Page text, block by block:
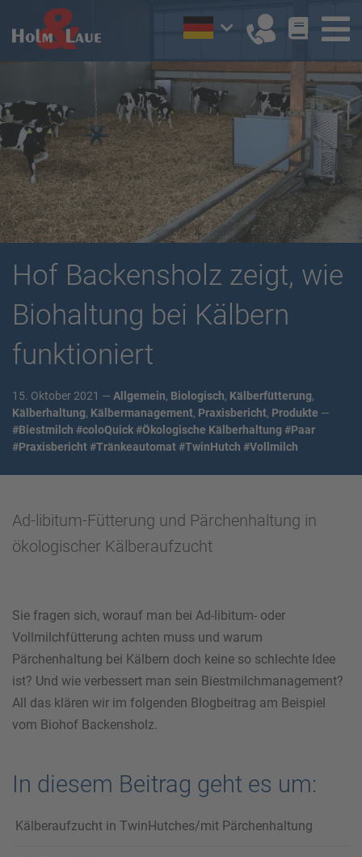
Hof Backensholz zeigt, wie
Biohaltung bei Kälbern
funktioniert
15. Oktober 2021 — Allgemein, Biologisch, Kälberfütterung,
Kälberhaltung, Kälbermanagement, Praxisbericht, Produkte —
#Biestmilch #coloQuick#Ökologische Kälberhaltung #Paar
#Praxisbericht#Tränkeautomat#TwinHutch #Vollmilch
Ad-libitum-Fütterung und Pärchenhaltung in
ökologischer Kälberaufzucht
Sie fragen sich, worauf man bei Ad-libitum- oder
Vollmilchfütterung achten muss und warum
Pärchenhaltung bei Kälbern doch keine so schlechte Idee
ist? Und wie verbessert man sein Biestmilchmanagement?
All das klären wir im folgenden Blogbeitrag am Beispiel
vom Biohof Backensholz.
In diesem Beitrag geht es um:
Kälberaufzucht in TwinHutches/mit Pärchenhaltung